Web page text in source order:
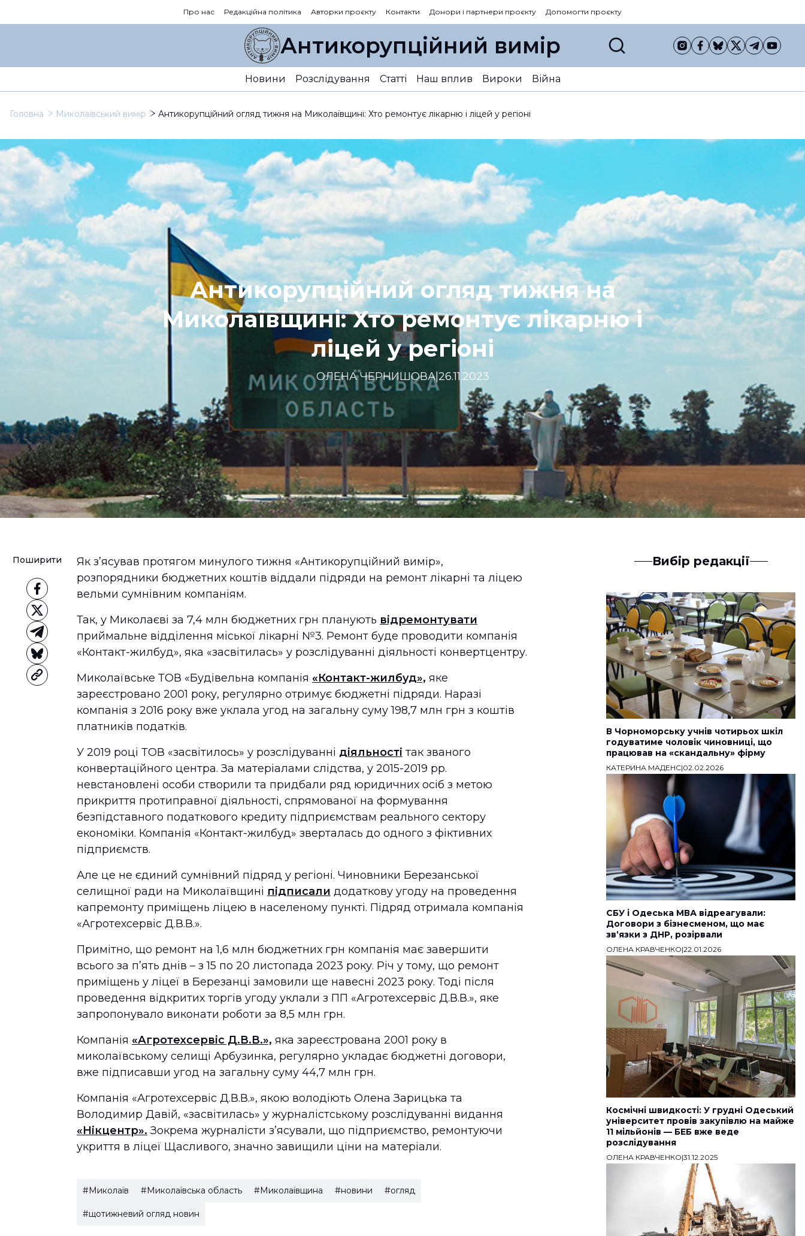
Про нас Редакційна політика Авторки проєкту Контакти Донори і партнери проєкту Допомогти проєкту
Антикорупційний вимір
Новини Розслідування Статті Наш вплив Вироки Війна
Головна Миколаївський вимір Антикорупційний огляд тижня на Миколаївщині: Хто ремонтує лікарню і ліцей у регіоні
Антикорупційний огляд тижня на
Миколаївщині: Хто ремонтує лікарню і
ліцей у регіоні
ОЛЕНА ЧЕРНИШОВА|26.11.2023
Поширити
Як з’ясував протягом минулого тижня «Антикорупційний вимір»,
розпорядники бюджетних коштів віддали підряди на ремонт лікарні та ліцею
вельми сумнівним компаніям.
Так, у Миколаєві за 7,4 млн бюджетних грн планують відремонтувати
приймальне відділення міської лікарні №3. Ремонт буде проводити компанія
«Контакт-жилбуд», яка «засвітилась» у розслідуванні діяльності конвертцентру.
Миколаївське ТОВ «Будівельна компанія «Контакт-жилбуд», яке
зареєстровано 2001 року, регулярно отримує бюджетні підряди. Наразі
компанія з 2016 року вже уклала угод на загальну суму 198,7 млн грн з коштів
платників податків.
У 2019 році ТОВ «засвітилось» у розслідуванні діяльності так званого
конвертаційного центра. За матеріалами слідства, у 2015-2019 рр.
невстановлені особи створили та придбали ряд юридичних осіб з метою
прикриття протиправної діяльності, спрямованої на формування
безпідставного податкового кредиту підприємствам реального сектору
економіки. Компанія «Контакт-жилбуд» зверталась до одного з фіктивних
підприємств.
Але це не єдиний сумнівний підряд у регіоні. Чиновники Березанської
селищної ради на Миколаївщині підписали додаткову угоду на проведення
капремонту приміщень ліцею в населеному пункті. Підряд отримала компанія
«Агротехсервіс Д.В.В.».
Примітно, що ремонт на 1,6 млн бюджетних грн компанія має завершити
всього за п’ять днів – з 15 по 20 листопада 2023 року. Річ у тому, що ремонт
приміщень у ліцеї в Березанці замовили ще навесні 2023 року. Тоді після
проведення відкритих торгів угоду уклали з ПП «Агротехсервіс Д.В.В.», яке
запропонувало виконати роботи за 8,5 млн грн.
Компанія «Агротехсервіс Д.В.В.», яка зареєстрована 2001 року в
миколаївському селищі Арбузинка, регулярно укладає бюджетні договори,
вже підписавши угод на загальну суму 44,7 млн грн.
Компанія «Агротехсервіс Д.В.В.», якою володіють Олена Зарицька та
Володимир Давій, «засвітилась» у журналістському розслідуванні видання
«Нікцентр». Зокрема журналісти з’ясували, що підприємство, ремонтуючи
укриття в ліцеї Щасливого, значно завищили ціни на матеріали.
#Миколаїв #Миколаївська область #Миколаївщина #новини #огляд
#щотижневий огляд новин
Вибір редакції
В Чорноморську учнів чотирьох шкіл
годуватиме чоловік чиновниці, що
працював на «скандальну» фірму
КАТЕРИНА МАДЕНС|02.02.2026
СБУ і Одеська МВА відреагували:
Договори з бізнесменом, що має
звʼязки з ДНР, розірвали
ОЛЕНА КРАВЧЕНКО|22.01.2026
Космічні швидкості: У грудні Одеський
університет провів закупівлю на майже
11 мільйонів — БЕБ вже веде
розслідування
ОЛЕНА КРАВЧЕНКО|31.12.2025